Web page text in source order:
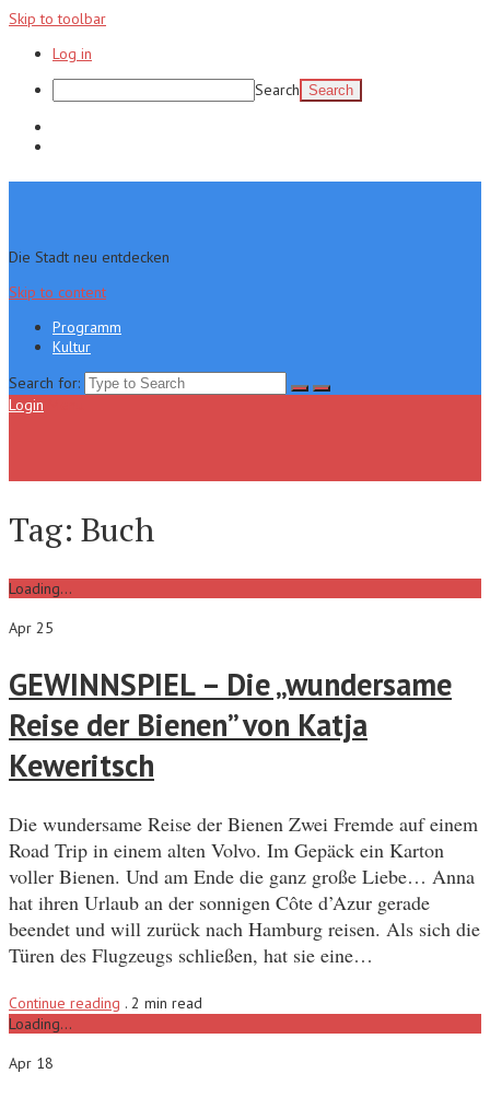
Skip to toolbar
Log in
Search
Die Stadt neu entdecken
Skip to content
Programm
Kultur
Search for:
Login
Tag: Buch
Loading...
Apr 25
GEWINNSPIEL – Die „wundersame
Reise der Bienen” von Katja
Keweritsch
Die wundersame Reise der Bienen Zwei Fremde auf einem
Road Trip in einem alten Volvo. Im Gepäck ein Karton
voller Bienen. Und am Ende die ganz große Liebe… Anna
hat ihren Urlaub an der sonnigen Côte d’Azur gerade
beendet und will zurück nach Hamburg reisen. Als sich die
Türen des Flugzeugs schließen, hat sie eine…
Continue reading . 2 min read
Loading...
Apr 18